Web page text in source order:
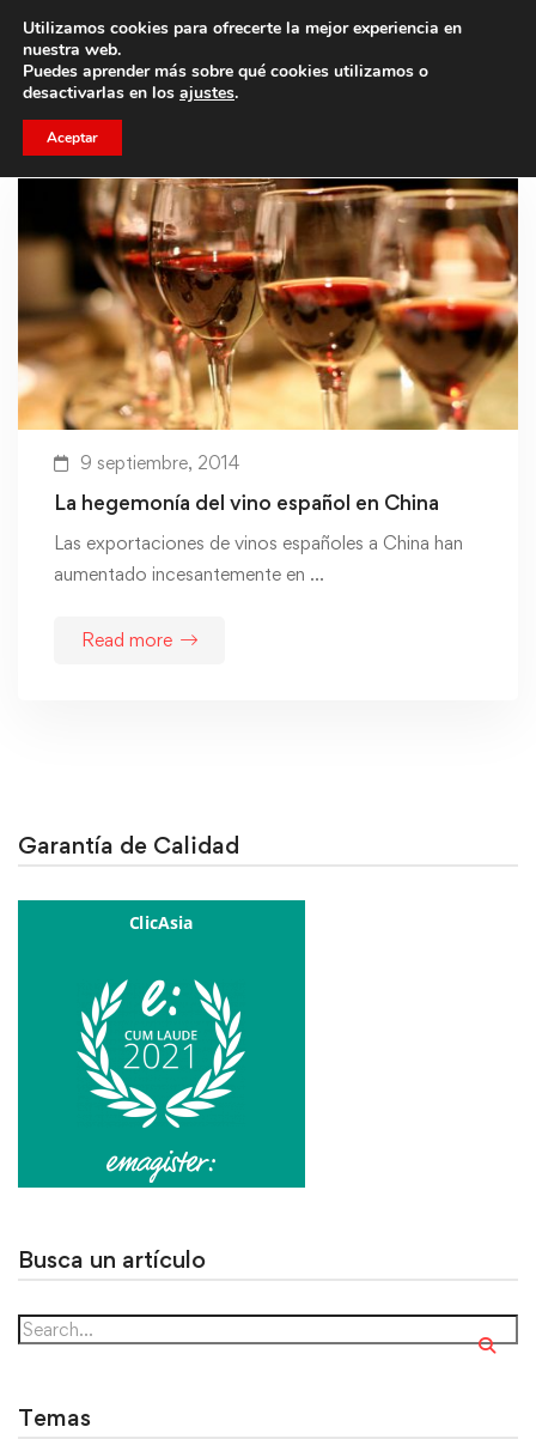
Trae a un amigo y llevaos un total de 75€ de descuento.
9 septiembre, 2014
La hegemonía del vino español en China
Las exportaciones de vinos españoles a China han
aumentado incesantemente en …
Read more
Garantía de Calidad
Busca un artículo
Temas
Utilizamos cookies para ofrecerte la mejor experiencia en
nuestra web.
Puedes aprender más sobre qué cookies utilizamos o
desactivarlas en los ajustes.
Aceptar